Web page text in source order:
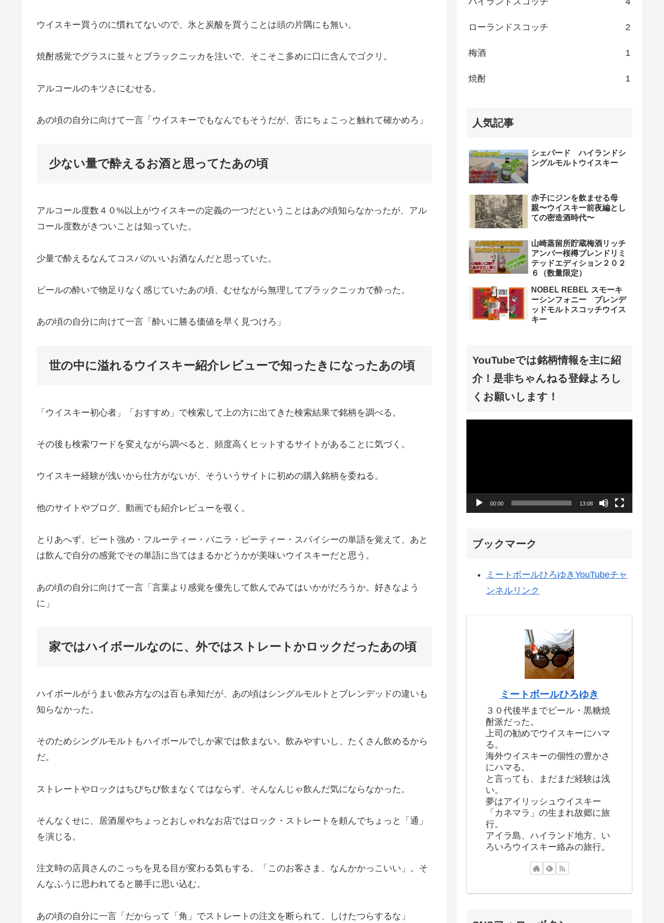
ウイスキー買うのに慣れてないので、氷と炭酸を買うことは頭の片隅にも無い。
焼酎感覚でグラスに並々とブラックニッカを注いで、そこそこ多めに口に含んでゴクリ。
アルコールのキツさにむせる。
あの頃の自分に向けて一言「ウイスキーでもなんでもそうだが、舌にちょこっと触れて確かめろ」
少ない量で酔えるお酒と思ってたあの頃
アルコール度数４０%以上がウイスキーの定義の一つだということはあの頃知らなかったが、アル
コール度数がきついことは知っていた。
少量で酔えるなんてコスパのいいお酒なんだと思っていた。
ビールの酔いで物足りなく感じていたあの頃、むせながら無理してブラックニッカで酔った。
あの頃の自分に向けて一言「酔いに勝る価値を早く見つけろ」
世の中に溢れるウイスキー紹介レビューで知ったきになったあの頃
「ウイスキー初心者」「おすすめ」で検索して上の方に出てきた検索結果で銘柄を調べる。
その後も検索ワードを変えながら調べると、頻度高くヒットするサイトがあることに気づく。
ウイスキー経験が浅いから仕方がないが、そういうサイトに初めの購入銘柄を委ねる。
他のサイトやブログ、動画でも紹介レビューを覗く。
とりあへず、ピート強め・フルーティー・バニラ・ピーティー・スパイシーの単語を覚えて、あと
は飲んで自分の感覚でその単語に当てはまるかどうかが美味いウイスキーだと思う。
あの頃の自分に向けて一言「言葉より感覚を優先して飲んでみてはいかがだろうか。好きなよう
に」
家ではハイボールなのに、外ではストレートかロックだったあの頃
ハイボールがうまい飲み方なのは百も承知だが、あの頃はシングルモルトとブレンデッドの違いも
知らなかった。
そのためシングルモルトもハイボールでしか家では飲まない。飲みやすいし、たくさん飲めるから
だ。
ストレートやロックはちびちび飲まなくてはならず、そんなんじゃ飲んだ気にならなかった。
そんなくせに、居酒屋やちょっとおしゃれなお店ではロック・ストレートを頼んでちょっと「通」
を演じる。
注文時の店員さんのこっちを見る目が変わる気もする。「このお客さま、なんかかっこいい」。そ
んなふうに思われてると勝手に思い込む。
あの頃の自分に一言「だからって「角」でストレートの注文を断られて、しけたつらするな」
ローランドスコッチ 2
梅酒 1
焼酎 1
人気記事
シェパード ハイランドシ
ングルモルトウイスキー
赤子にジンを飲ませる母
親〜ウイスキー前夜編とし
ての密造酒時代〜
山崎蒸留所貯蔵梅酒リッチ
アンバー桜樽ブレンドリミ
テッドエディション２０２
６（数量限定）
NOBEL REBEL スモーキ
ーシンフォニー ブレンデ
ッドモルトスコッチウイス
キー
YouTubeでは銘柄情報を主に紹
介！是非ちゃんねる登録よろし
くお願いします！
00:00 13:08
ブックマーク
ミートボールひろゆきYouTubeチャ
ンネルリンク
ミートボールひろゆき
３０代後半までビール・黒糖焼
酎派だった。
上司の勧めでウイスキーにハマ
る。
海外ウイスキーの個性の豊かさ
にハマる。
と言っても、まだまだ経験は浅
い。
夢はアイリッシュウイスキー
「カネマラ」の生まれ故郷に旅
行。
アイラ島、ハイランド地方、い
ろいろウイスキー絡みの旅行。